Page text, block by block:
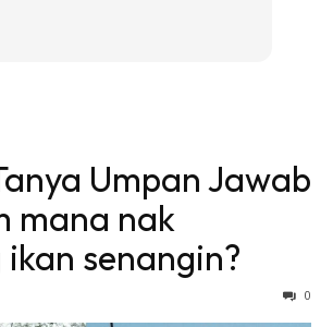
Umpan Jawab
mana nak
senangin?
0